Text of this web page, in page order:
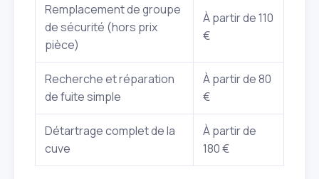
Remplacement de groupe
de sécurité (hors prix
pièce)
À partir de 110
€
Recherche et réparation
de fuite simple
À partir de 80
€
Détartrage complet de la
cuve
À partir de
180 €